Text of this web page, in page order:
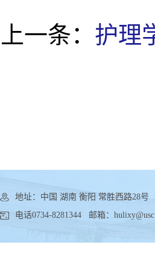
上一条： 护理
地址：中国 湖南 衡阳 常胜西路28号
电话0734-8281344 邮箱：